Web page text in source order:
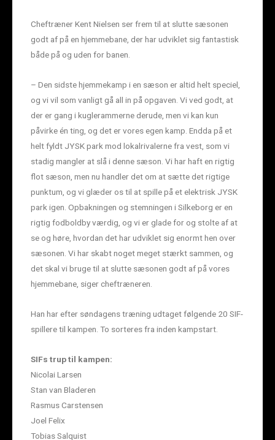
Cheftræner Kent Nielsen ser frem til at slutte sæsonen
godt af på en hjemmebane, der har udviklet sig fantastisk
både på og uden for banen.
– Den sidste hjemmekamp i en sæson er altid helt speciel,
og vi vil som vanligt gå all in på opgaven. Vi ved godt, at
der er gang i kuglerammerne derude, men vi kan kun
påvirke én ting, og det er vores egen kamp. Endda på et
helt fyldt JYSK park mod lokalrivalerne fra vest, som vi
stadig mangler at slå i denne sæson. Vi har haft en rigtig
flot sæson, men nu handler det om at sætte det rigtige
punktum, og vi glæder os til at spille på et elektrisk JYSK
park igen. Opbakningen og stemningen i Silkeborg er en
rigtig fodboldby værdig, og vi er glade for og stolte af at
se og høre, hvordan det har udviklet sig enormt hen over
sæsonen. Vi har skabt noget meget stærkt sammen, og
det skal vi bruge til at slutte sæsonen godt af på vores
hjemmebane, siger cheftræneren.
Han har efter søndagens træning udtaget følgende 20 SIF-
spillere til kampen. To sorteres fra inden kampstart.
SIFs trup til kampen:
Nicolai Larsen
Stan van Bladeren
Rasmus Carstensen
Joel Felix
Tobias Salquist